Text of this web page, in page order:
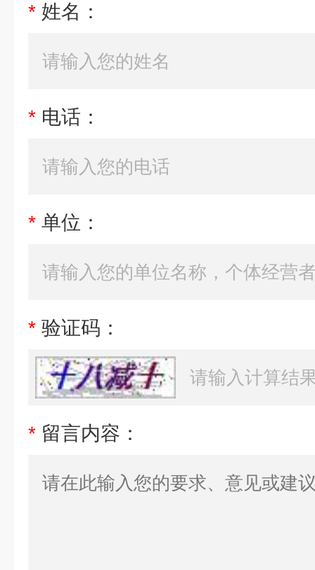
* 姓名：
* 电话：
* 单位：
* 验证码：
* 留言内容：